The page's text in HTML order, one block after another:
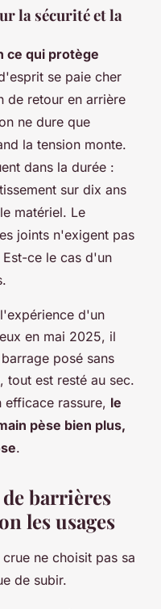
la sécurité et la
ce qui protège
se paie cher
de retour en arrière
ne dure que
la tension monte.
dans la durée :
sur dix ans
matériel. Le
joints n'exigent pas
ce le cas d'un
d'un
en mai 2025, il
posé sans
tout est resté au sec.
efficace rassure, le
pèse bien plus,
.
barrières
les usages
ne choisit pas sa
de subir.